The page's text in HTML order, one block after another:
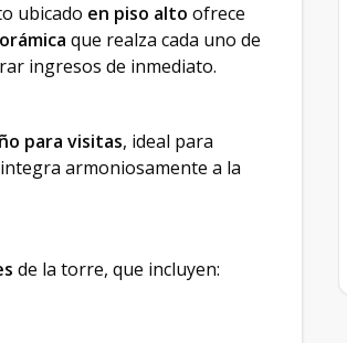
ubicado en piso alto ofrece
que realza cada uno de
ingresos de inmediato.
para visitas, ideal para
armoniosamente a la
de la torre, que incluyen: